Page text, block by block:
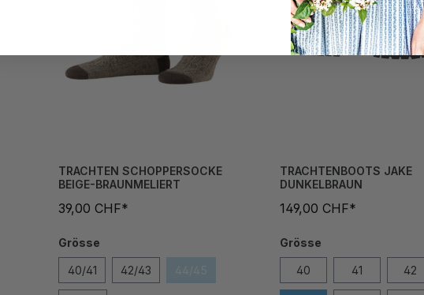
TRACHTEN SCHOPPERSOCKE
BEIGE-BRAUNMELIERT
39,00 CHF*
Grösse
40/41 42/43 44/45
TRACHTENBOOTS JAKE
DUNKELBRAUN
149,00 CHF*
Grösse
40 41 42